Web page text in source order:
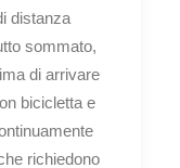
distanza
sommato,
di arrivare
bicicletta e
richiedono